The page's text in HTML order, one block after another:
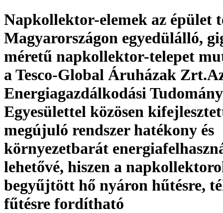
Napkollektor-elemek az épület
Magyarországon egyedülálló,
méretű napkollektor-telepet
a Tesco-Global Áruházak
Energiagazdálkodási
Egyesülettel közösen
megújuló rendszer hatékony és
környezetbarát
lehetővé, hiszen a
begyűjtött hő nyáron hűtésre,
fűtésre fordítható